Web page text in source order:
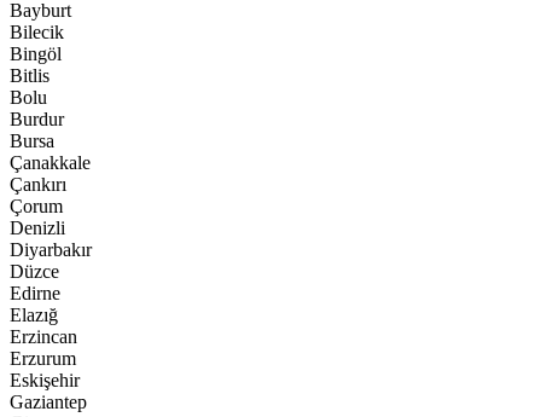
Bayburt
Bilecik
Bingöl
Bitlis
Bolu
Burdur
Bursa
Çanakkale
Çankırı
Çorum
Denizli
Diyarbakır
Düzce
Edirne
Elazığ
Erzincan
Erzurum
Eskişehir
Gaziantep